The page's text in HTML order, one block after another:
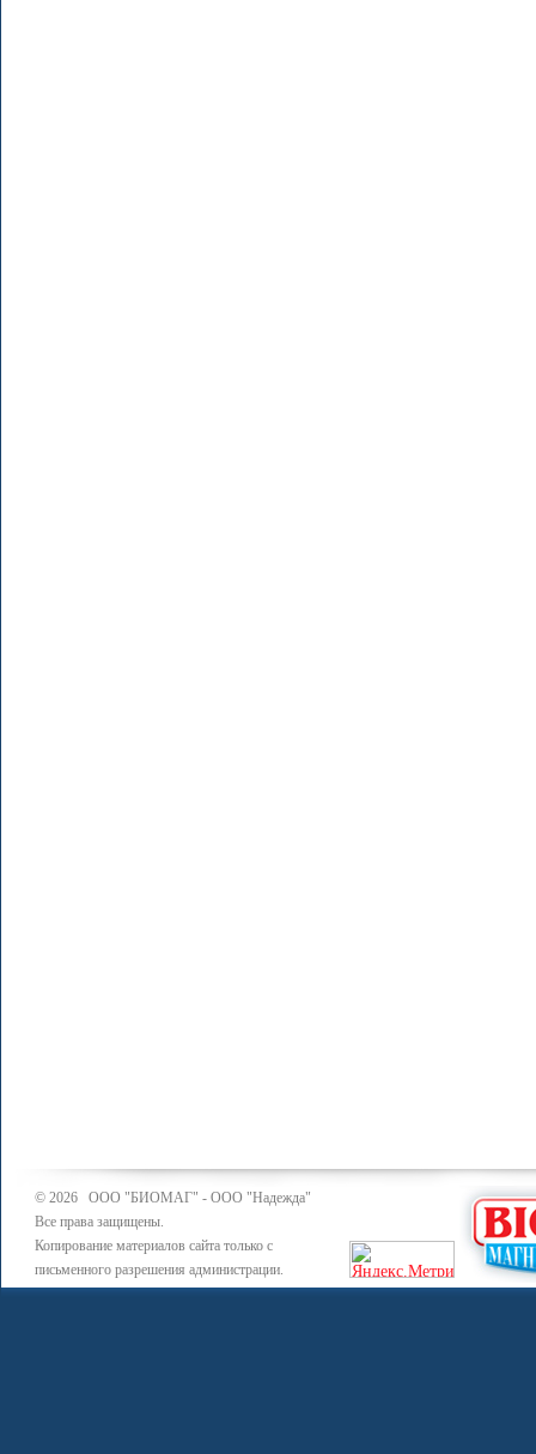
© 2026 ООО "БИОМАГ" - ООО "Надежда"
Все права защищены.
Копирование материалов сайта только с
письменного разрешения администрации.